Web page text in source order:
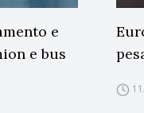
e
e bus